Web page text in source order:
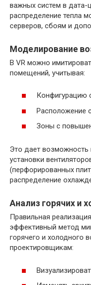
важных систем в дата-
распределение тепла
серверов, сбоям и
Моделирование
В VR можно
помещений, учитывая:
Конфигурацию
Расположение
Зоны с
Это дает возможность
установки
(перфорированных
распределение
Анализ горячих и
Правильная
эффективный метод
горячего и холодного
проектировщикам: